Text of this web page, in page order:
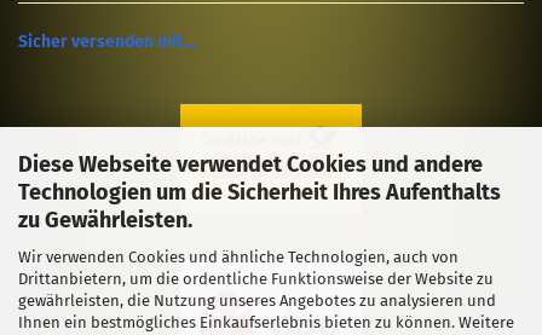
Diese Webseite verwendet Cookies und andere
Technologien um die Sicherheit Ihres Aufenthalts
zu Gewährleisten.
Wir verwenden Cookies und ähnliche Technologien, auch von
Drittanbietern, um die ordentliche Funktionsweise der Website zu
gewährleisten, die Nutzung unseres Angebotes zu analysieren und
Ihnen ein bestmögliches Einkaufserlebnis bieten zu können. Weitere
Sicher versenden mit....